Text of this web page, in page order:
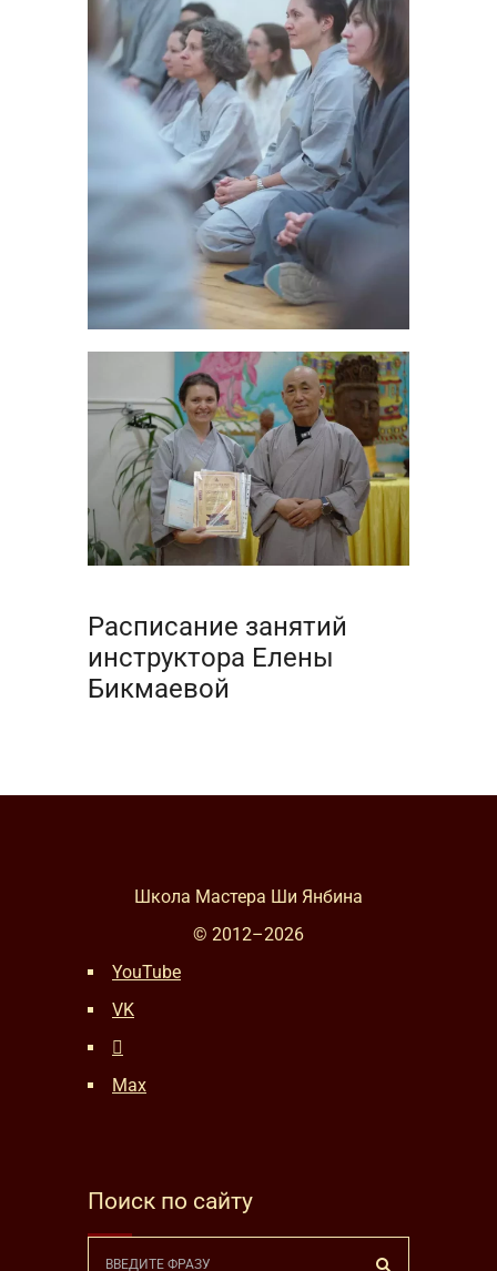
Расписание занятий
инструктора Елены
Бикмаевой
Школа Мастера Ши Янбина
© 2012–2026
YouTube
VK
Max
Поиск по сайту